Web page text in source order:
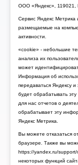
ООО «Яндекс», 119021,
Сервис Яндекс Метрика
размещаемые на
активности.
«cookie» - небольшие
анализа их
может
Информация об
передаваться Яндексу
будет обрабатывать
для нас отчетов о
обрабатывает эту
Яндекс Метрика.
Вы можете отказаться
браузере. Также вы
https://yandex.ru/
некоторых функций